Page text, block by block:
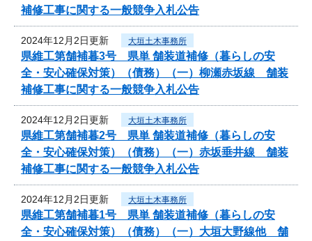
補修工事に関する一般競争入札公告
2024年12月2日更新 大垣土木事務所
県維工第舗補暮3号 県単 舗装道補修（暮らしの安
全・安心確保対策）（債務）（一）柳瀬赤坂線 舗装
補修工事に関する一般競争入札公告
2024年12月2日更新 大垣土木事務所
県維工第舗補暮2号 県単 舗装道補修（暮らしの安
全・安心確保対策）（債務）（一）赤坂垂井線 舗装
補修工事に関する一般競争入札公告
2024年12月2日更新 大垣土木事務所
県維工第舗補暮1号 県単 舗装道補修（暮らしの安
全・安心確保対策）（債務）（一）大垣大野線他 舗